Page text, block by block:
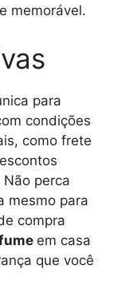
memorável.
para
condições
como frete
perca
mesmo para
compra
em casa
que você